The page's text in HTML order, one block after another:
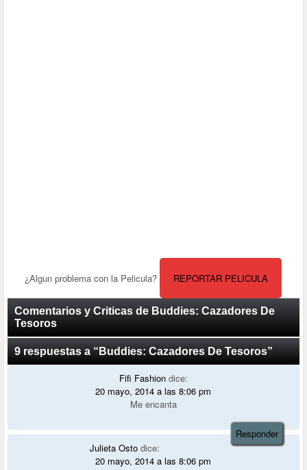
¿Algun problema con la Pelicula? REPORTAR PELICULA
Comentarios y Criticas de Buddies: Cazadores De
Tesoros
9 respuestas a “Buddies: Cazadores De Tesoros”
Fifi Fashion dice:
20 mayo, 2014 a las 8:06 pm
Me encanta
Responder
Julieta Osto dice:
20 mayo, 2014 a las 8:06 pm